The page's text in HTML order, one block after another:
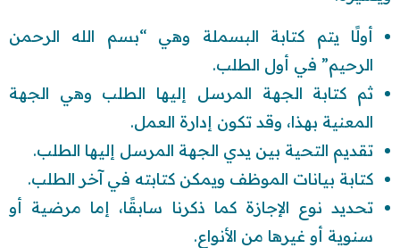
أولًا يتم كتابة البسملة وهي “بسم الله الرحمن
الرحيم” في أول الطلب.
ثم كتابة الجهة المرسل إليها الطلب وهي الجهة
المعنية بهذا، وقد تكون إدارة العمل.
تقديم التحية بين يدي الجهة المرسل إليها الطلب.
كتابة بيانات الموظف ويمكن كتابته في آخر الطلب.
تحديد نوع الإجازة كما ذكرنا سابقًا، إما مرضية أو
سنوية أو غيرها من الأنواع.